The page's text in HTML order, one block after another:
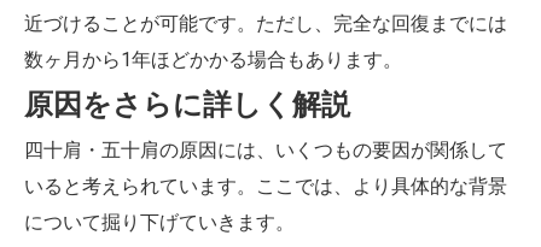
近づけることが可能です。ただし、完全な回復までには
数ヶ月から1年ほどかかる場合もあります。
原因をさらに詳しく解説
四十肩・五十肩の原因には、いくつもの要因が関係して
いると考えられています。ここでは、より具体的な背景
について掘り下げていきます。